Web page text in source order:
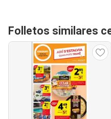
Folletos similares